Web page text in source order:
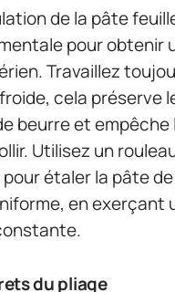
de la pâte
pour obtenir
Travaillez
cela préserve
beurre et empêche
Utilisez un
étaler la pâte de
en exerçant
du pliage